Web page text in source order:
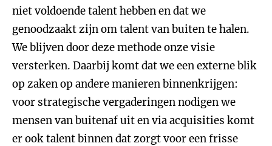
niet voldoende talent hebben en dat we
genoodzaakt zijn om talent van buiten te halen.
We blijven door deze methode onze visie
versterken. Daarbij komt dat we een externe blik
op zaken op andere manieren binnenkrijgen:
voor strategische vergaderingen nodigen we
mensen van buitenaf uit en via acquisities komt
er ook talent binnen dat zorgt voor een frisse